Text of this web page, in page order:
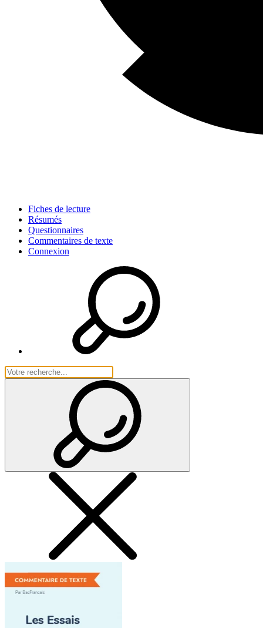
Fiches de lecture
Résumés
Questionnaires
Commentaires de texte
Connexion